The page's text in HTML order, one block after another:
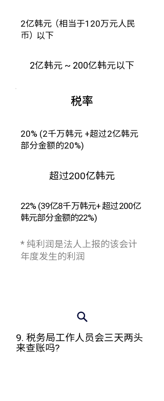
2亿韩元（相当于120万元人民
币）以下
2亿韩元 ~ 200亿韩元以下
税率
20% (2千万韩元 +超过2亿韩元
部分金额的20%)
超过200亿韩元
22% (39亿8千万韩元+ 超过200亿
韩元部分金额的22%)
* 纯利润是法人上报的该会计
年度发生的利润
9. 税务局工作人员会三天两头
来查账吗?